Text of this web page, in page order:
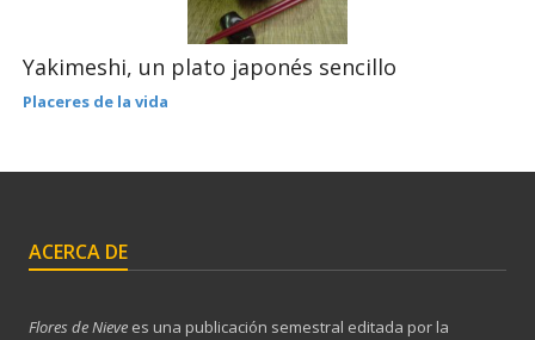
Yakimeshi, un plato japonés sencillo
Placeres de la vida
ACERCA DE
Flores de Nieve es una publicación semestral editada por la